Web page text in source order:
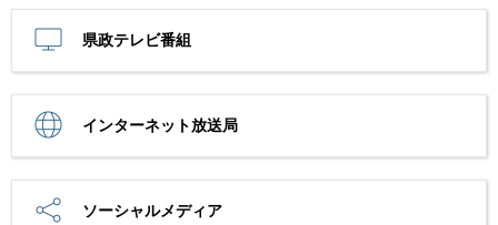
県政テレビ番組
インターネット放送局
ソーシャルメディア